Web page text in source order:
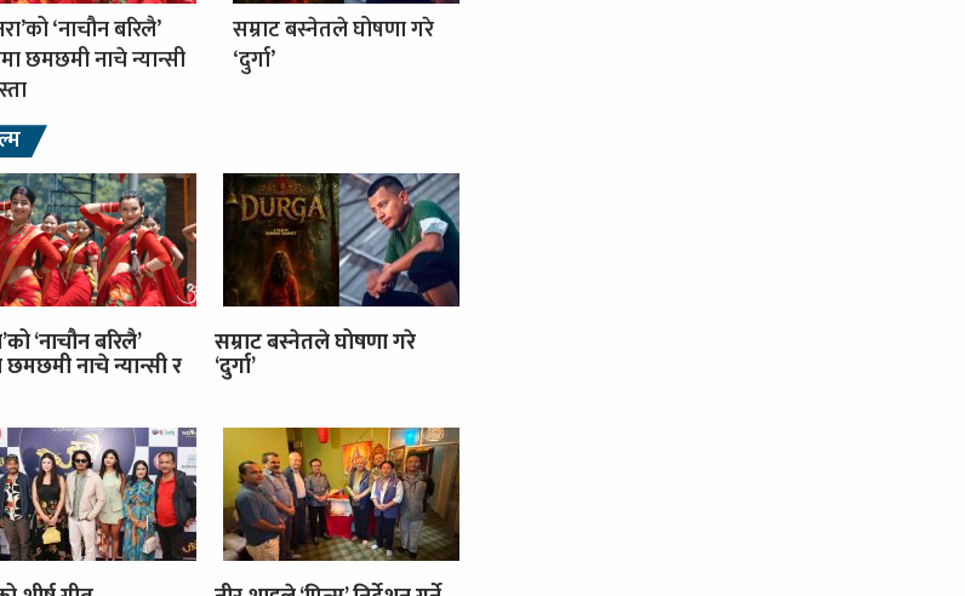
‘नाचौन बरिलै’
छमछमी नाचे न्यान्सी
सम्राट बस्नेतले घोषणा गरे
‘दुर्गा’
‘नाचौन बरिलै’
छमछमी नाचे न्यान्सी र
सम्राट बस्नेतले घोषणा गरे
‘दुर्गा’